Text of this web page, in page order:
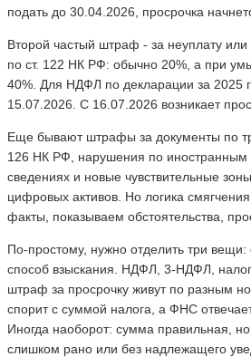
подать до 30.04.2026, просрочка
Второй частый штраф - за неуплату
по ст. 122 НК РФ: обычно 20%, а при
40%. Для НДФЛ по декларации за 2025
15.07.2026. С 16.07.2026 возникает
Еще бывают штрафы за документы по
126 НК РФ, нарушения по иностранным
сведениях и новые чувствительные
цифровых активов. Но логика
факты, показываем обстоятельства,
По-простому, нужно отделить три
способ взыскания. НДФЛ, 3-НДФЛ,
штраф за просрочку живут по разным
спорит с суммой налога, а ФНС
Иногда наоборот: сумма правильная,
слишком рано или без надлежащего